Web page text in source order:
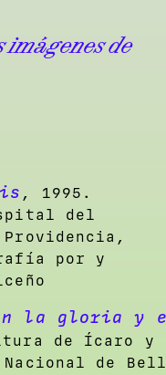
de
, 1995.
del
Providencia,
por y
la gloria y
de Ícaro y
de